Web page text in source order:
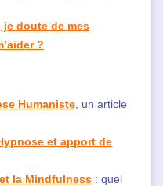
je doute de mes
?
Humaniste , un article
et apport de
la Mindfulness : quel